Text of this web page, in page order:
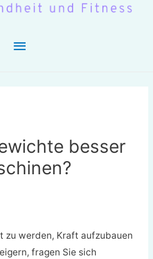
Hauptmenü
besser
zu werden, Kraft aufzubauen
fragen Sie sich